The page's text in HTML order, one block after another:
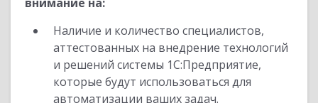
Наличие и количество специалистов,
аттестованных на внедрение технологий
и решений системы 1С:Предприятие,
которые будут использоваться для
автоматизации ваших задач.